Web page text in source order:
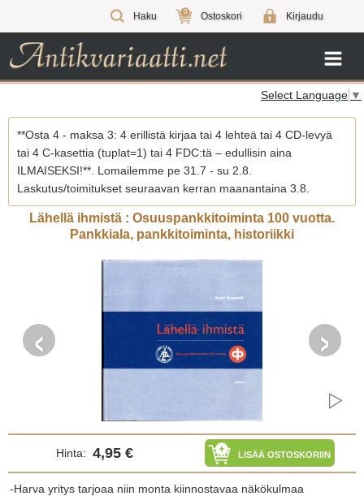
Haku 0 Ostoskori Kirjaudu
Select Language ▼
**Osta 4 - maksa 3: 4 erillistä kirjaa tai 4 lehteä tai 4 CD-levyä
tai 4 C-kasettia (tuplat=1) tai 4 FDC:tä – edullisin aina
ILMAISEKSI!**. Lomailemme pe 31.7 - su 2.8.
Laskutus/toimitukset seuraavan kerran maanantaina 3.8.
Lähellä ihmistä : Osuuspankkitoiminta 100 vuotta.
Pankkiala, pankkitoiminta, historiikki
‹ ›
Hinta: 4,95 € LISÄÄ OSTOSKORIIN
-Harva yritys tarjoaa niin monta kiinnostavaa näkökulmaa